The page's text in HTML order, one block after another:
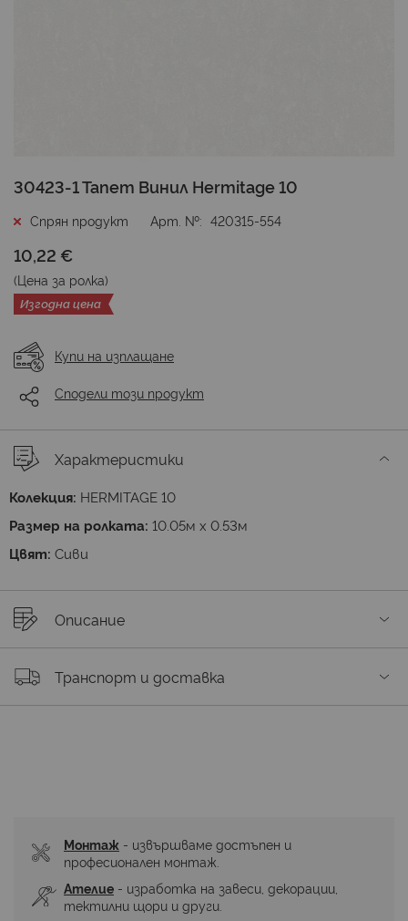
Преминете
началото
галерия
със
снимки
30423-1 Тапет Винил Hermitage 10
Спрян продукт Арт. № 420315-554
10,22 €
(Цена за ролка)
Изгодна цена
Купи на изплащане
Сподели този продукт
Характеристики
Колекция: HERMITAGE 10
Размер на ролката: 10.05м х 0.53м
Цвят: Сиви
Описание
Транспорт и доставка
Монтаж - извършваме достъпен и
професионален монтаж.
Ателие - изработка на завеси, декорации,
тектилни щори и други.